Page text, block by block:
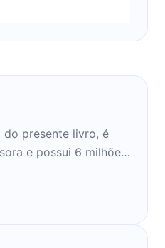
do presente livro, é
e possui 6 milhões
sociais. Fez uso
para poder passar o
em livro. Hoje, nos
pode saber mais